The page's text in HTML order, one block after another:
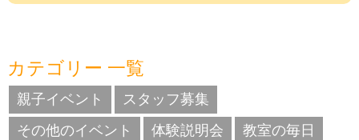
カテゴリー 一覧
親子イベント
スタッフ募集
その他のイベント
体験説明会
教室の毎日